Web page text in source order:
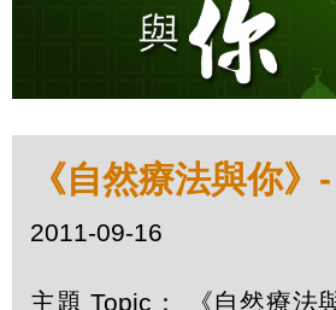
《自然療法與你
2011-09-16
主題 Topic： 《自然療法